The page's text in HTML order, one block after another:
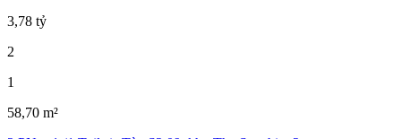
3,78 tỷ
2
1
58,70 m²